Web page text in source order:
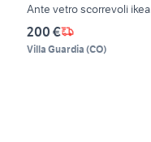
Ante vetro scorrevoli ikea
200 €
Villa Guardia (CO)